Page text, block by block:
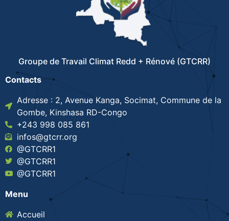
Groupe de Travail Climat Redd + Rénové (GTCRR)
Contacts
Adresse : 2, Avenue Kanga, Socimat, Commune de la
Gombe, Kinshasa RD-Congo
+243 998 085 861
infos@gtcrr.org
@GTCRR1
@GTCRR1
@GTCRR1
Menu
Accueil